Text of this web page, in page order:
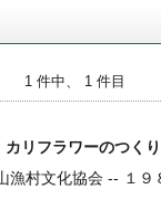
1 件中、 1 件目
リフラワーのつ
村文化協会 -- １９